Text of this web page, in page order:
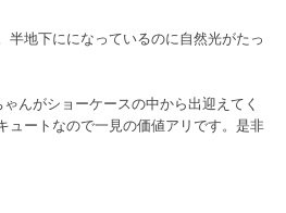
地下にになっているのに自然光がたっ
んがショーケースの中から出迎えてく
ュートなので一見の価値アリです。是非